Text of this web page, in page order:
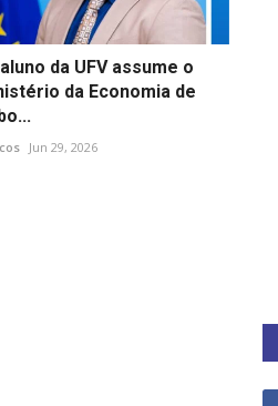
aluno da UFV assume o
da Economia de
Jun 29, 2026